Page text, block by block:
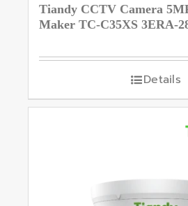
Tiandy CCTV Camera
Maker TC-C35XS 3ERA-
Details